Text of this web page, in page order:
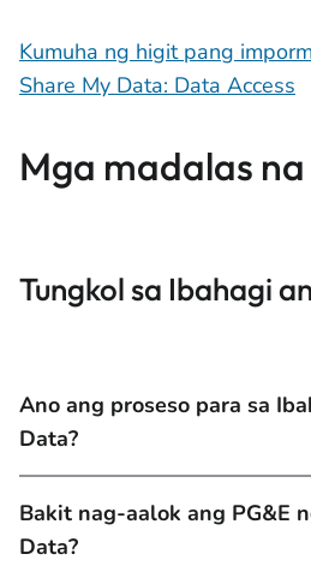
Kumuha ng higit pang
Share My Data: Data Access
Mga madalas
Tungkol sa Ibahagi
Ano ang proseso para sa
Data?
Bakit nag-aalok ang PG&E
Data?